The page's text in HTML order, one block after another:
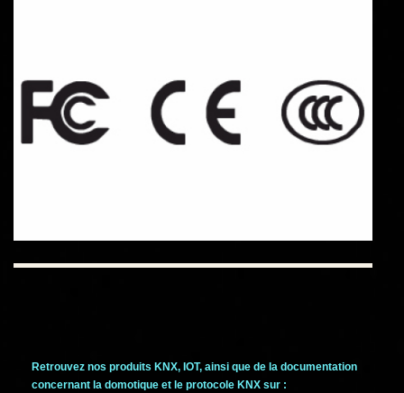
Retrouvez nos produits KNX, IOT, ainsi que de la documentation
concernant la domotique et le protocole KNX sur :